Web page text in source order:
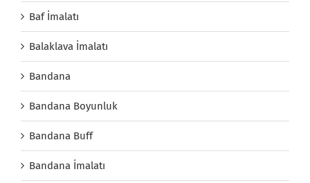
Baf İmalatı
Balaklava İmalatı
Bandana
Bandana Boyunluk
Bandana Buff
Bandana İmalatı